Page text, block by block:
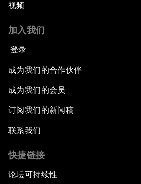
视频
加入我们
登录
成为我们的合作伙伴
成为我们的会员
订阅我们的新闻稿
联系我们
快捷链接
论坛可持续性